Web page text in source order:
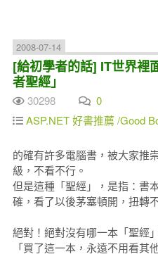
2008-07-14
[給初學者的話] IT世界裡
者聖經」
30298
0
ASP.NET 好書推薦 /Good
的確有許多電腦書，被大家推
級，不看不行。
但是這種「聖經」，是指：書
確，看了以後茅塞頓開，扭轉
絕對！絕對沒有哪一本「聖經
「買了這一本，永遠不用看其